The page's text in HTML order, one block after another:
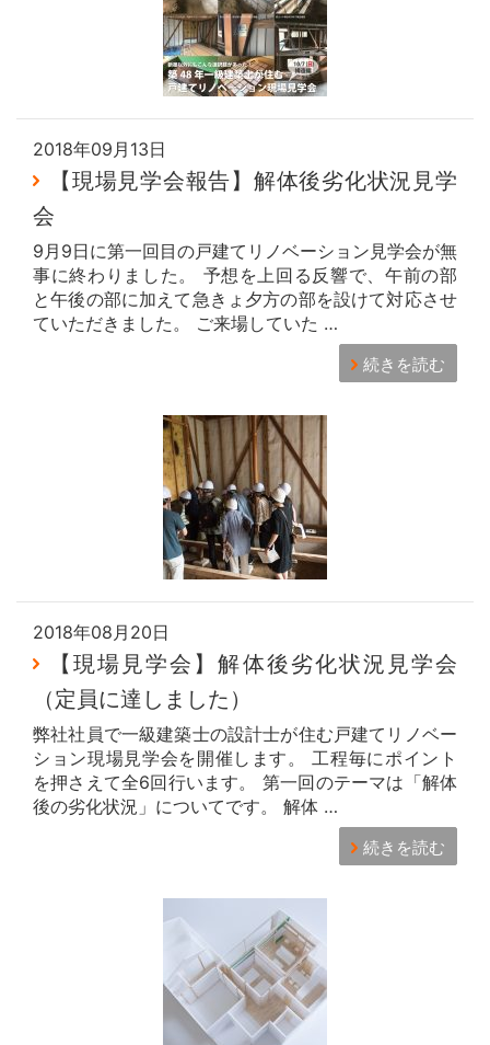
2018年09月13日
【現場見学会報告】解体後劣化状況見学
会
9月9日に第一回目の戸建てリノベーション見学会が無
事に終わりました。 予想を上回る反響で、午前の部
と午後の部に加えて急きょ夕方の部を設けて対応させ
ていただきました。 ご来場していた …
続きを読む
2018年08月20日
【現場見学会】解体後劣化状況見学会
（定員に達しました）
弊社社員で一級建築士の設計士が住む戸建てリノベー
ション現場見学会を開催します。 工程毎にポイント
を押さえて全6回行います。 第一回のテーマは「解体
後の劣化状況」についてです。 解体 …
続きを読む